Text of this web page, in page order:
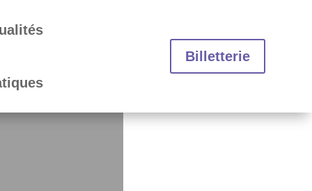
Billetterie